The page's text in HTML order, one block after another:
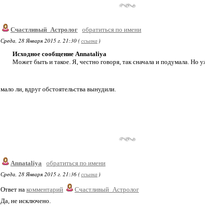
Счастливый_Астролог обратиться по имени
Среда, 28 Января 2015 г. 21:30 (ссылка )
Исходное сообщение Annataliya
Может быть и такое. Я, честно говоря, так сначала и подумала. Но
мало ли, вдруг обстоятельства вынудили.
Annataliya
обратиться по имени
Среда, 28 Января 2015 г. 21:36 (ссылка )
Ответ на комментарий
Счастливый_Астролог
Да, не исключено.